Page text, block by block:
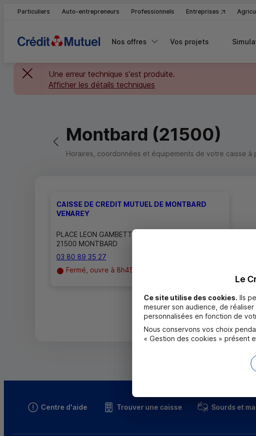
Particuliers Auto-entrepreneurs Professionnels Entreprises
Nos offres Vos projets
Une erreur technique s'est produite.
Afficher les détails techniques
Retour vers la page précédente
Montbard (21500)
Horaires, coordonnées et équipements de votre caisse à
CAISSE DE CREDIT MUTUEL DE MONTBARD
VENAREY
PLACE LEON GAMBETTA
21500 MONTBARD
03 80 89 35 27
Fermé, ouvre à 8h45
Centre d'aide Trouver une caisse Sourds et
Le
Ce site utilise des cookies. Ils
mesurer son audience, de
personnalisées en fonction de
Nous conservons vos choix
« Gestion des cookies » présent